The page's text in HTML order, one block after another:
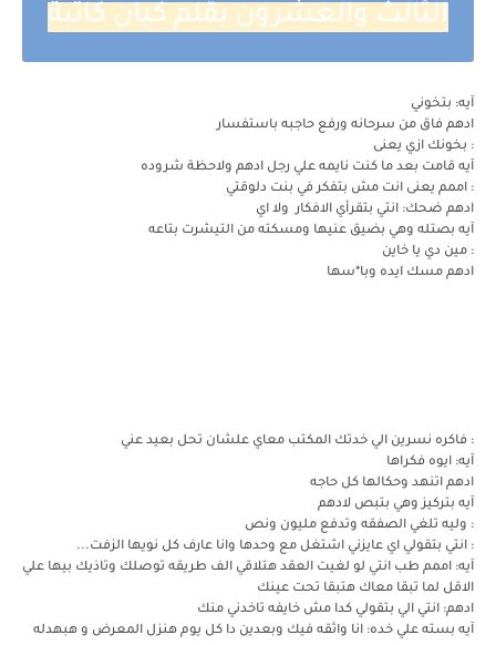
الثالث والعشرون بقلم كيان كاتبة
آيه: بتخوني
ادهم فاق من سرحانه ورفع حاجبه باستفسار
: بخونك ازي يعنى
آيه قامت بعد ما كنت نايمه علي رجل ادهم ولاحظة شروده
: اممم يعنى انت مش بتفكر في بنت دلوقتي
ادهم ضحك: انتي بتقرأي الافكار ولا اي
آيه بصتله وهي بضيق عنيها ومسكته من التيشرت بتاعه
: مين دي يا خاين
ادهم مسك ايده وبا*سها
: فاكره نسرين الي خدتك المكتب معاي علشان تحل بعيد عني
آيه: ايوه فكراها
ادهم اتنهد وحكالها كل حاجه
آيه بتركيز وهي بتبص لادهم
: وليه تلغي الصفقه وتدفع مليون ونص
: انتي بتقولي اي عايزني اشتغل مع وحدها وانا عارف كل نويها الزفت...
آيه: اممم طب انتي لو لغيت العقد هتلاقي الف طريقه توصلك وتاذيك بيها علي
الاقل لما تبقا معاك هتبقا تحت عينك
ادهم: انتي الي بتقولي كدا مش خايفه تاخدني منك
آيه بسته علي خده: انا واثقه فيك وبعدين دا كل يوم هنزل المعرض و هبهدله